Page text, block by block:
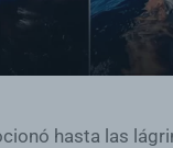
hasta las